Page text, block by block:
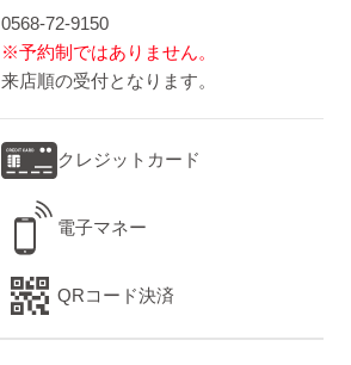
0568-72-9150
※予約制ではありません。
来店順の受付となります。
クレジットカード
電子マネー
QRコード決済